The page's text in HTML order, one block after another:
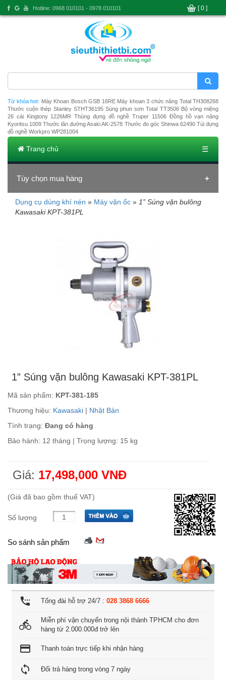
Từ khóa hot: Máy Khoan Bosch GSB 16RE Máy khoan 3 chức năng Total TH308268
Thước cuộn thép Stanley STHT36195 Súng phun sơn Total TT3506 Bộ vòng miệng
26 cái Kingtony 1226MR Thùng đựng đồ nghề Truper 11506 Đồng hồ vạn năng
Kyoritsu 1009 Thước lăn đường Asaki AK-2578 Thước đo góc Shinwa 62490 Túi đựng
đồ nghề Workpro WP281004
Trang chủ ☰
Tùy chọn mua hàng
Đang tải dữ liệu
Dụng cụ dùng khí nén » Máy vặn ốc » 1” Súng vặn bulông
Kawasaki KPT-381PL
1” Súng vặn bulông Kawasaki KPT-381PL
Mã sản phẩm: KPT-381-185
Thương hiệu: Kawasaki | Nhật Bản
Tình trạng: Đang có hàng
Bảo hành: 12 tháng | Trọng lượng: 15 kg
Giá: 17,498,000 VNĐ
(Giá đã bao gồm thuế VAT)
Số lượng
So sánh sản phẩm
settings_phone Tổng đài hỗ trợ 24/7 : 028 3868 6666
directions_bike
Miễn phí vận chuyển trong nội thành TPHCM cho đơn
hàng từ 2.000.000đ trở lên
credit_card Thanh toán trực tiếp khi nhận hàng
loop Đổi trả hàng trong vòng 7 ngày
Hotline: 0968 010101 - 0978 010101 [ 0 ]